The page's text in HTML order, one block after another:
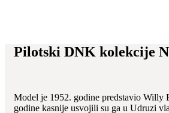
Pilotski DNK kolekcije
Model je 1952. godine predstavio Willy
godine kasnije usvojili su ga u Udruzi